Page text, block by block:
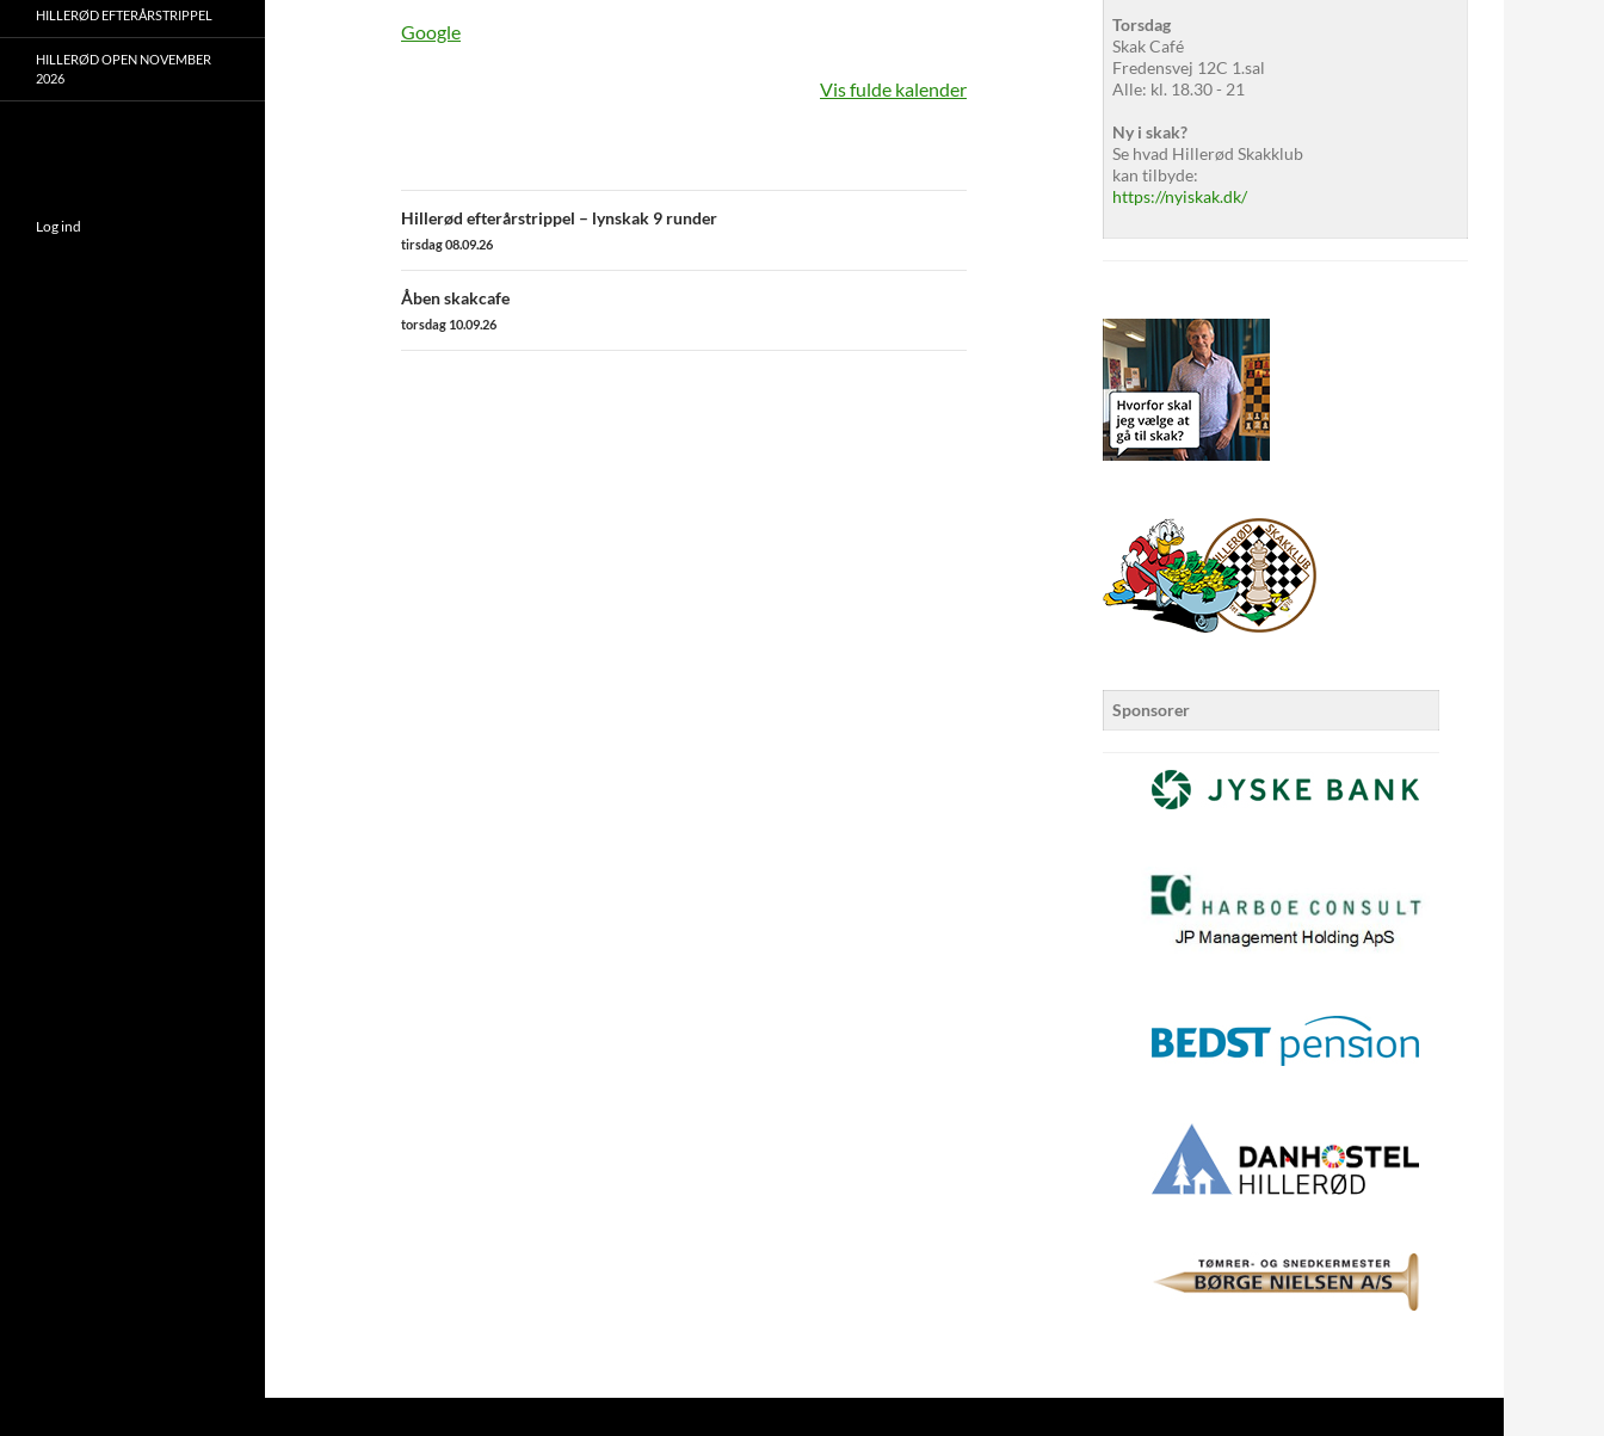
Google
Vis fulde kalender
Indlægsnavigation
Hillerød efterårstrippel – lynskak 9 runder
tirsdag 08.09.26
Åben skakcafe
torsdag 10.09.26
Torsdag
Skak Café
Fredensvej 12C 1.sal
Alle: kl. 18.30 - 21
Ny i skak?
Se hvad Hillerød Skakklub
kan tilbyde:
https://nyiskak.dk/
Sponsorer
HILLERØD EFTERÅRSTRIPPEL
HILLERØD OPEN NOVEMBER
2026
Log ind